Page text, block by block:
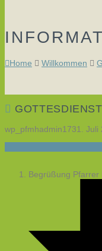
Home Willkommen
wp_pfmhadmin1731. Juli
Begrüßung Pfarrer